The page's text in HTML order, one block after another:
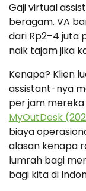
Gaji virtual
beragam. VA
dari Rp2–4 juta
naik tajam jika
Kenapa? Klien
assistant-nya
per jam mereka
MyOutDesk
biaya
alasan kenapa
lumrah bagi
bagi kita di